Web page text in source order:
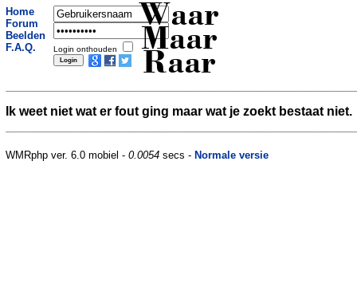
Home
Forum
Beelden
F.A.Q.
Login onthouden
Waar
Maar
Raar
Ik weet niet wat er fout ging maar wat je zoekt bestaat niet.
WMRphp ver. 6.0 mobiel - 0.0054 secs - Normale versie